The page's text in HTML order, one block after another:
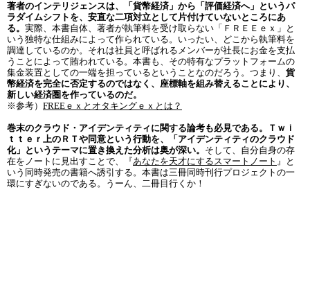
著者のインテリジェンスは、「貨幣経済」から「評価経済へ」というパ
ラダイムシフトを、安直な二項対立として片付けていないところにあ
る。 実際、本書自体、著者が執筆料を受け取らない「ＦＲＥＥｅｘ」と
いう独特な仕組みによって作られている。いったい、どこから執筆料を
調達しているのか。それは社員と呼ばれるメンバーが社長にお金を支払
うことによって賄われている。本書も、その特有なプラットフォームの
集金装置としての一端を担っているということなのだろう。つまり、 貨
幣経済を完全に否定するのではなく、座標軸を組み替えることにより、
新しい経済圏を作っているのだ。
※参考） FREEｅｘとオタキングｅｘとは？
巻末のクラウド・アイデンティティに関する論考も必見である。Ｔｗｉ
ｔｔｅｒ上のＲＴや同意という行動を、「アイデンティティのクラウド
化」というテーマに置き換えた分析は奥が深い。 そして、自分自身の存
在をノートに見出すことで、『あなたを天才にするスマートノート 』と
いう同時発売の書籍へ誘引する。本書は三冊同時刊行プロジェクトの一
環にすぎないのである。うーん、二冊目行くか！